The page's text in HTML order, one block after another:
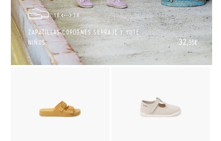
18 38
ZAPATILLAS CORDONES SERRAJE Y YUTE
NIÑOS
32,95€